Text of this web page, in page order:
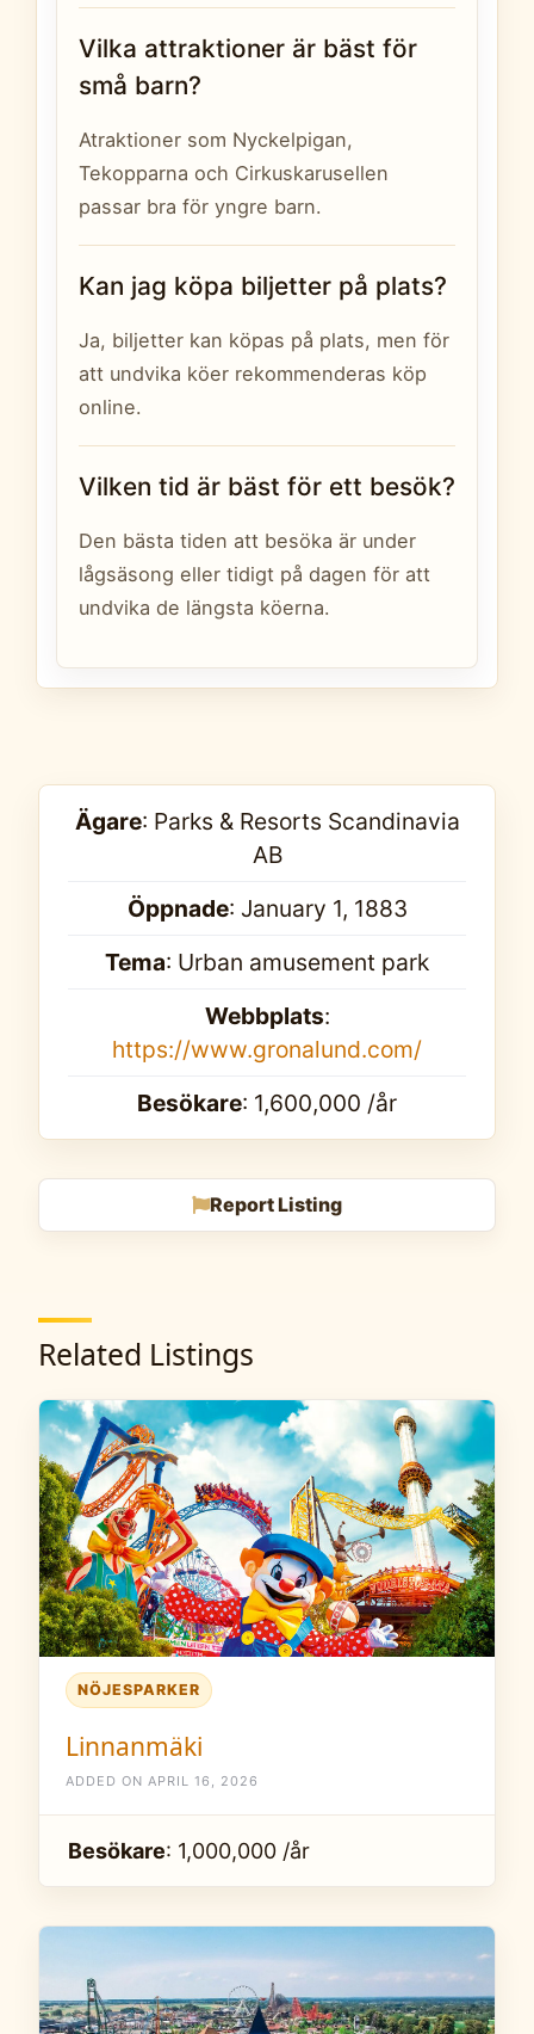
Vilka attraktioner är bäst för
små barn?
Atraktioner som Nyckelpigan,
Tekopparna och Cirkuskarusellen
passar bra för yngre barn.
Kan jag köpa biljetter på plats?
Ja, biljetter kan köpas på plats, men för
att undvika köer rekommenderas köp
online.
Vilken tid är bäst för ett besök?
Den bästa tiden att besöka är under
lågsäsong eller tidigt på dagen för att
undvika de längsta köerna.
Ägare: Parks & Resorts Scandinavia
AB
Öppnade: January 1, 1883
Tema: Urban amusement park
Webbplats:
https://www.gronalund.com/
Besökare: 1,600,000 /år
Report Listing
Related Listings
NÖJESPARKER
Linnanmäki
ADDED ON APRIL 16, 2026
Besökare: 1,000,000 /år